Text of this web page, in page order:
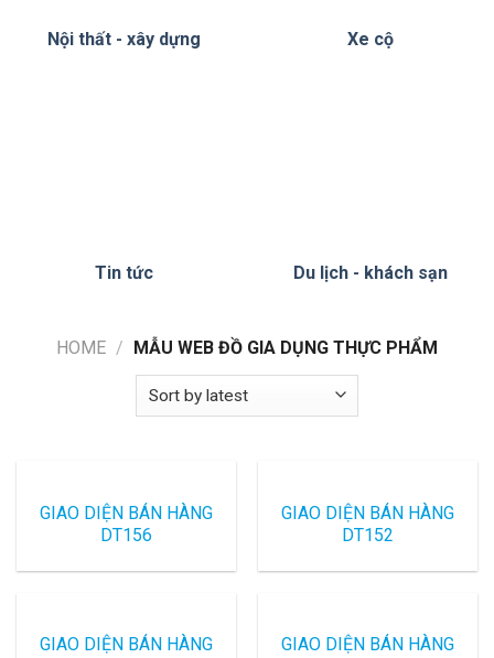
Nội thất - xây dựng Xe cộ
Tin tức Du lịch - khách sạn
HOME / MẪU WEB ĐỒ GIA DỤNG THỰC PHẨM
GIAO DIỆN BÁN HÀNG
DT156
GIAO DIỆN BÁN HÀNG
DT152
GIAO DIỆN BÁN HÀNG
GIAO DIỆN BÁN HÀNG